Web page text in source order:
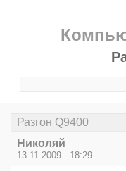
Разгон Q9400
Николяй
13.11.2009 - 18:29